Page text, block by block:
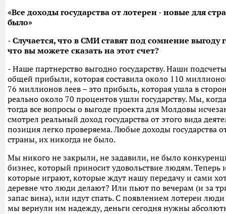
«Все доходы государства от лотереи - новые для
было»
- Случается, что в СМИ ставят под сомнение выгоду
что вы можете сказать на этот счет?
- Наше партнерство выгодно государству. Наши
общей прибыли, которая составила около 110
76 миллионов леев – это прибыль, которая ушла в
реально около 70 процентов ушли государству. Мы,
тогда все вопросы о выгоде проекта для Молдовы
смотрел реальный доход государства от этого вида
позиция легко проверяема. Любые доходы государства
страны, их никогда не было.
Мы никого не закрыли, не задавили, не было
бизнес, который приносит удовольствие людям. Теперь
которые играют, которые ждут нашу передачу и сами
деревне что люди делают? Или пьют по вечерам (и за
запас вина), или идут спать. С появлением лотереи люди
мы вернули им надежду, деньги сегодня нужны